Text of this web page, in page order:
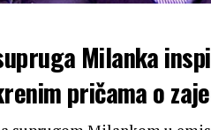
Milanka
pričama o